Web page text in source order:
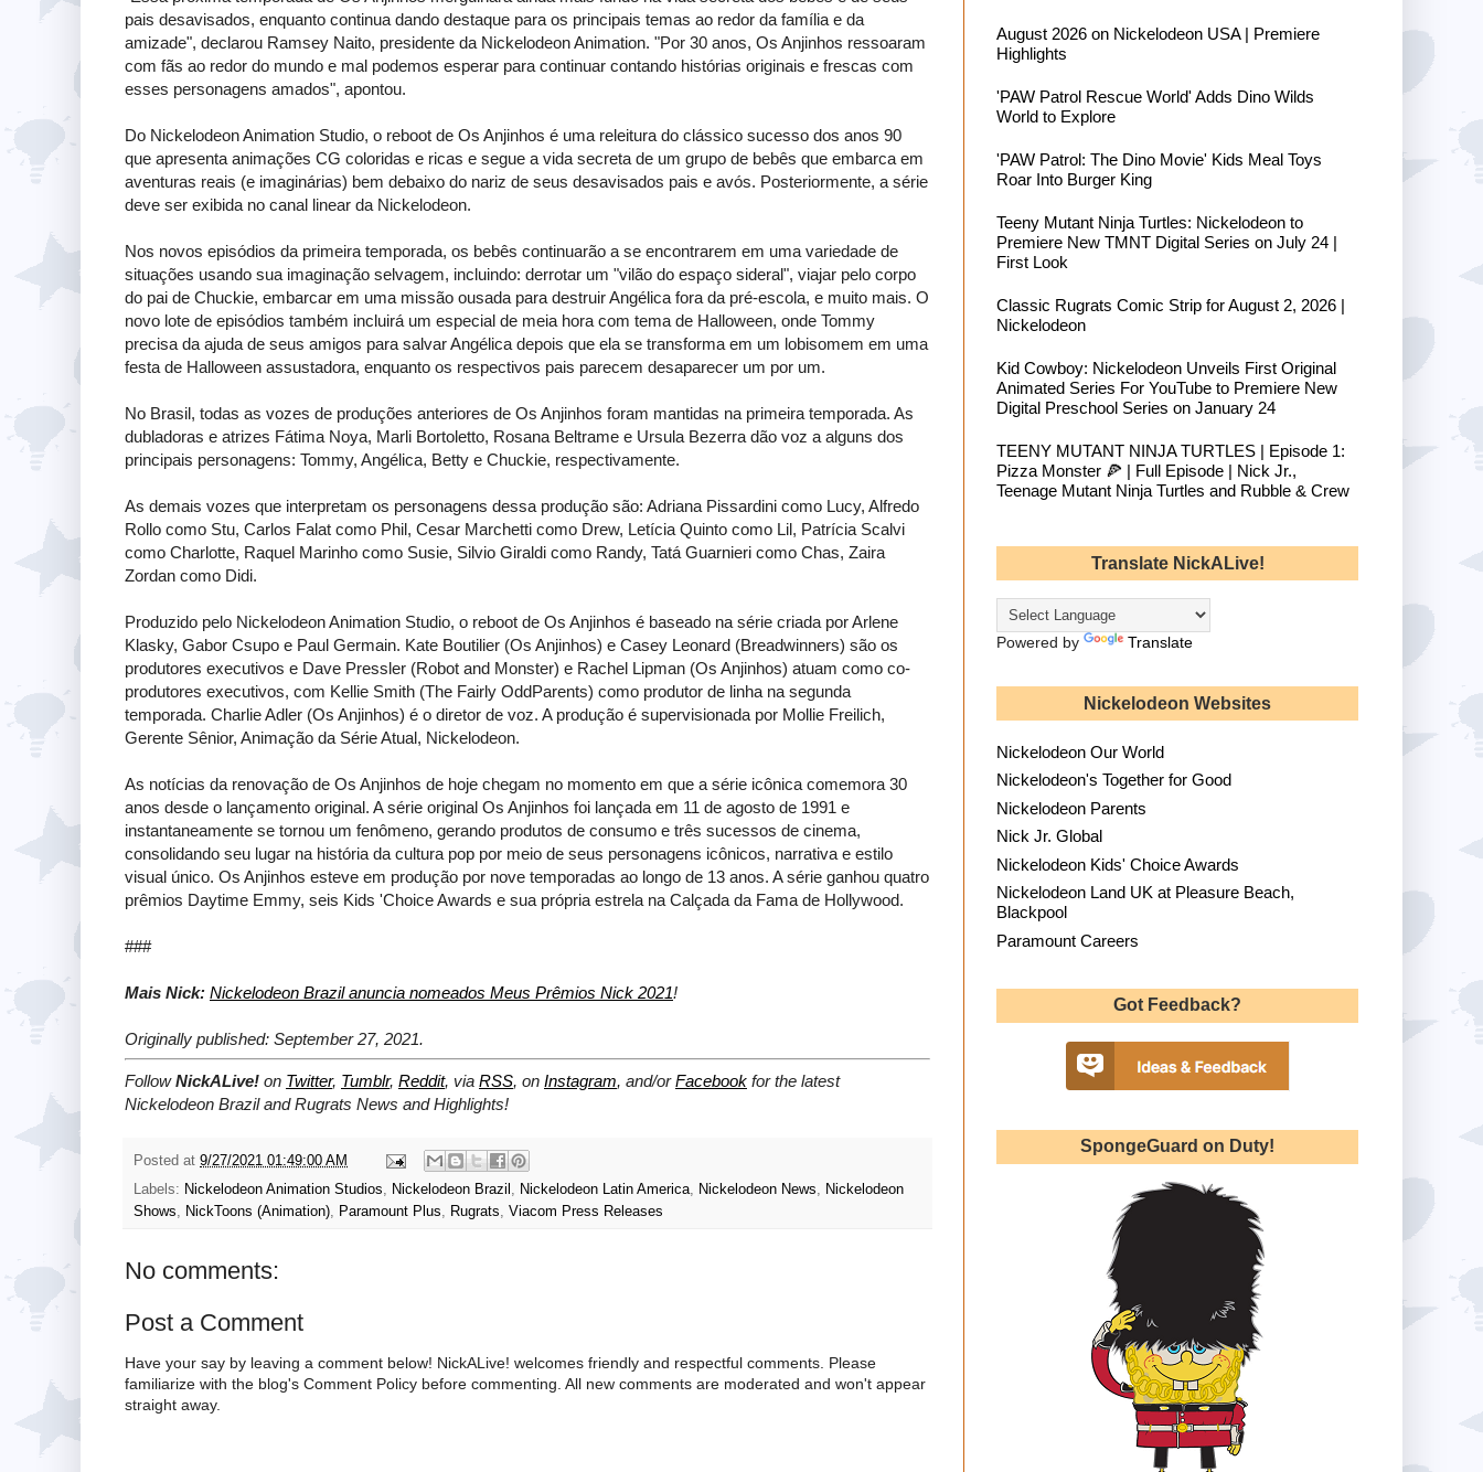
pais desavisados, enquanto continua dando destaque para os principais temas ao redor da família e da
amizade", declarou Ramsey Naito, presidente da Nickelodeon Animation. "Por 30 anos, Os Anjinhos ressoaram
com fãs ao redor do mundo e mal podemos esperar para continuar contando histórias originais e frescas com
esses personagens amados", apontou.
Do Nickelodeon Animation Studio, o reboot de Os Anjinhos é uma releitura do clássico sucesso dos anos 90
que apresenta animações CG coloridas e ricas e segue a vida secreta de um grupo de bebês que embarca em
aventuras reais (e imaginárias) bem debaixo do nariz de seus desavisados pais e avós. Posteriormente, a série
deve ser exibida no canal linear da Nickelodeon.
Nos novos episódios da primeira temporada, os bebês continuarão a se encontrarem em uma variedade de
situações usando sua imaginação selvagem, incluindo: derrotar um "vilão do espaço sideral", viajar pelo corpo
do pai de Chuckie, embarcar em uma missão ousada para destruir Angélica fora da pré-escola, e muito mais. O
novo lote de episódios também incluirá um especial de meia hora com tema de Halloween, onde Tommy
precisa da ajuda de seus amigos para salvar Angélica depois que ela se transforma em um lobisomem em uma
festa de Halloween assustadora, enquanto os respectivos pais parecem desaparecer um por um.
No Brasil, todas as vozes de produções anteriores de Os Anjinhos foram mantidas na primeira temporada. As
dubladoras e atrizes Fátima Noya, Marli Bortoletto, Rosana Beltrame e Ursula Bezerra dão voz a alguns dos
principais personagens: Tommy, Angélica, Betty e Chuckie, respectivamente.
As demais vozes que interpretam os personagens dessa produção são: Adriana Pissardini como Lucy, Alfredo
Rollo como Stu, Carlos Falat como Phil, Cesar Marchetti como Drew, Letícia Quinto como Lil, Patrícia Scalvi
como Charlotte, Raquel Marinho como Susie, Silvio Giraldi como Randy, Tatá Guarnieri como Chas, Zaira
Zordan como Didi.
Produzido pelo Nickelodeon Animation Studio, o reboot de Os Anjinhos é baseado na série criada por Arlene
Klasky, Gabor Csupo e Paul Germain. Kate Boutilier (Os Anjinhos) e Casey Leonard (Breadwinners) são os
produtores executivos e Dave Pressler (Robot and Monster) e Rachel Lipman (Os Anjinhos) atuam como co-
produtores executivos, com Kellie Smith (The Fairly OddParents) como produtor de linha na segunda
temporada. Charlie Adler (Os Anjinhos) é o diretor de voz. A produção é supervisionada por Mollie Freilich,
Gerente Sênior, Animação da Série Atual, Nickelodeon.
As notícias da renovação de Os Anjinhos de hoje chegam no momento em que a série icônica comemora 30
anos desde o lançamento original. A série original Os Anjinhos foi lançada em 11 de agosto de 1991 e
instantaneamente se tornou um fenômeno, gerando produtos de consumo e três sucessos de cinema,
consolidando seu lugar na história da cultura pop por meio de seus personagens icônicos, narrativa e estilo
visual único. Os Anjinhos esteve em produção por nove temporadas ao longo de 13 anos. A série ganhou quatro
prêmios Daytime Emmy, seis Kids 'Choice Awards e sua própria estrela na Calçada da Fama de Hollywood.
###
Mais Nick: Nickelodeon Brazil anuncia nomeados Meus Prêmios Nick 2021!
Originally published: September 27, 2021.
FollowNickALive! on Twitter, Tumblr, Reddit, via RSS, on Instagram, and/orFacebook for the latest
Nickelodeon Brazil and Rugrats News and Highlights!
Posted at 9/27/2021 01:49:00 AM
Labels: Nickelodeon Animation Studios, Nickelodeon Brazil , Nickelodeon Latin America, Nickelodeon News, Nickelodeon
Shows, NickToons (Animation), Paramount Plus, Rugrats, Viacom Press Releases
No comments:
Post a Comment
Have your say by leaving a comment below! NickALive! welcomes friendly and respectful comments. Please
familiarize with the blog's Comment Policy before commenting. All new comments are moderated and won't appear
straight away.
August 2026 on Nickelodeon USA | Premiere
Highlights
'PAW Patrol Rescue World' Adds Dino Wilds
World to Explore
'PAW Patrol: The Dino Movie' Kids Meal Toys
Roar Into Burger King
Teeny Mutant Ninja Turtles: Nickelodeon to
Premiere New TMNT Digital Series on July 24 |
First Look
Classic Rugrats Comic Strip for August 2, 2026 |
Nickelodeon
Kid Cowboy: Nickelodeon Unveils First Original
Animated Series For YouTube to Premiere New
Digital Preschool Series on January 24
TEENY MUTANT NINJA TURTLES | Episode 1:
Pizza Monster 🍕 | Full Episode | Nick Jr.,
Teenage Mutant Ninja Turtles and Rubble & Crew
Translate NickALive!
Powered by Translate
Nickelodeon Websites
Nickelodeon Our World
Nickelodeon's Together for Good
Nickelodeon Parents
Nick Jr. Global
Nickelodeon Kids' Choice Awards
Nickelodeon Land UK at Pleasure Beach,
Blackpool
Paramount Careers
Got Feedback?
SpongeGuard on Duty!